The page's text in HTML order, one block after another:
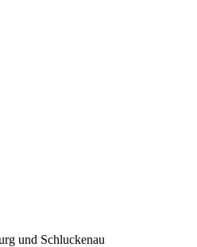
und Schluckenau